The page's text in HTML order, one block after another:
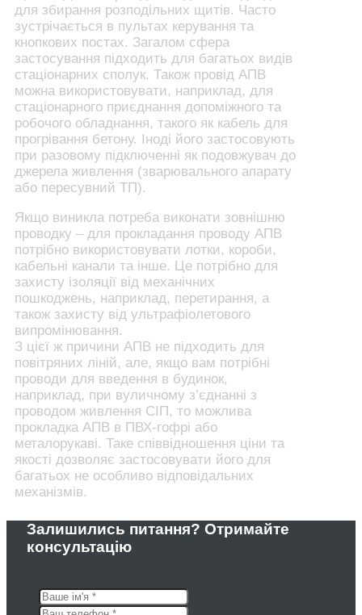
для збирання розподільних щитів. Часто
зустрічається в пультах керування та
кнопкових постах. Загалом сфера
застосування підходить для багатьох видів
стаціонарних сполук. Також провід АПВ
можна використовувати, наприклад, для
стаціонарного приєднання допоміжного та
робочого обладнання, такого як кабель для
прогрівання бетону. Іноді його застосовують
при разовому підключенні як подовжувач до
джерела живлення (зварювального апарату
або пересувний ТП).
Якщо виникла потреба виконати зовнішню
проводку – для прокладання проводу АПВ
потрібно використовувати лотки, короби,
кабельні канали та інше. Це потрібно для
захисту ізоляції від механічних
пошкоджень, наприклад, перетирання, а
також захисту від ультрафіолетового
випромінювання.
З цієї ж причини АПВ не підходить для
повітряних ліній, але, якщо вам потрібні
проводи для введення в будинок,
наприклад, при вуличному з’єднанні з
проводом живлення СІП, то можлива
прокладка АПВ в ПВХ-гофрі або
металорукаві. Таке співвідношення ціни та
якості дозволяє застосовувати його для
багатьох не особливо відповідальних
механізмів.
Залишились питання? Отримайте
консультацію